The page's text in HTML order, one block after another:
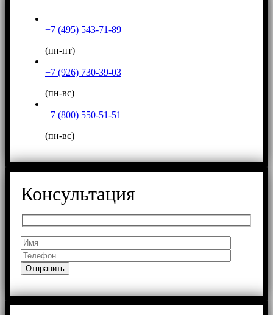
+7 (495) 543-71-89
(пн-пт)
+7 (926) 730-39-03
(пн-вс)
+7 (800) 550-51-51
(пн-вс)
Консультация